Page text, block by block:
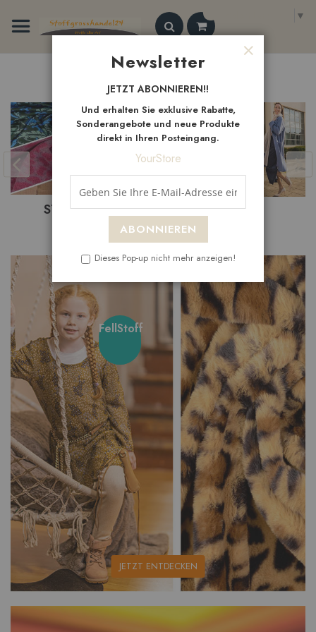
Inhalt
springen
▼
Search
NeueArtikel
SALE NEUHEITEN
unsere
FellStoff
JETZT ENTDECKEN
Newsletter
JETZT ABONNIEREN!!
Und erhalten Sie exklusive Rabatte,
Sonderangebote und neue Produkte
direkt in Ihren Posteingang.
YourStore
ABONNIEREN
Dieses Pop-up nicht mehr anzeigen!